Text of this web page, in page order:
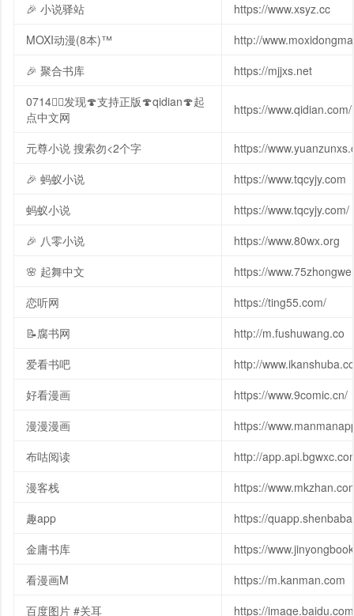
🎉 小说驿站
https://www.xsyz.cc
MOXI动漫(8本)™
http://
🎉 聚合书库
https://mjjxs.net
0714🧞‍♂️发现🍄支持正版🍄qidian🍄起
点中文网
https://www.qidian.com/
元尊小说 搜索勿<2个字
https://
🎉 蚂蚁小说
https://www.tqcyjy.com
蚂蚁小说
https://www.tqcyjy.com/
🎉 八零小说
https://www.80wx.org
🌸 起舞中文
https://
恋听网
https://ting55.com/
📝腐书网
http://m.fushuwang.co
爱看书吧
http://
好看漫画
https://www.9comic.cn/
漫漫漫画
https://
布咕阅读
http://
漫客栈
https://
趣app
https://
金庸书库
https://
看漫画M
https://m.kanman.com
百度图片 #关耳
https://